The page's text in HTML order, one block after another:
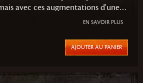
avec ces augmentations d'une
EN SAVOIR PLUS
AJOUTER AU PANIER